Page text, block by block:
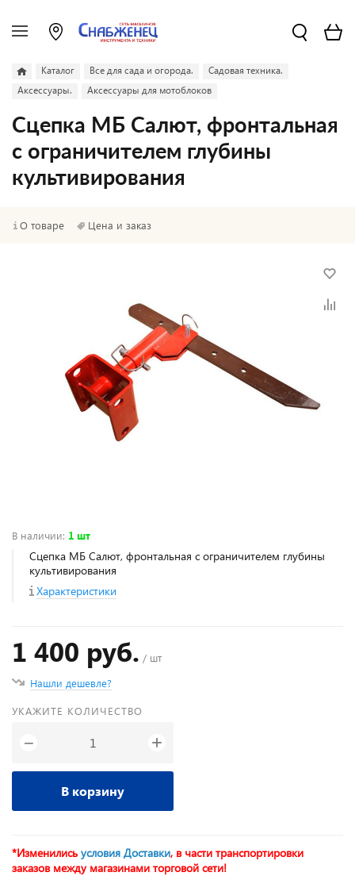
Каталог Все для сада и огорода.
Садовая техника.
Аксессуары.
Аксессуары для мотоблоков
Сцепка МБ Салют, фронтальная
с ограничителем глубины
культивирования
О товаре Цена и заказ
В наличии: 1 шт
Сцепка МБ Салют, фронтальная с ограничителем глубины
культивирования
Характеристики
1 400 руб. / шт
Нашли дешевле?
УКАЖИТЕ КОЛИЧЕСТВО
− +
В корзину
*Изменились условия Доставки, в части транспортировки
заказов между магазинами торговой сети!